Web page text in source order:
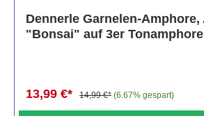
Dennerle Garnelen-
"Bonsai" auf 3er Tonamphore
13,99 €* 14,99 €* (6.67% gespart)